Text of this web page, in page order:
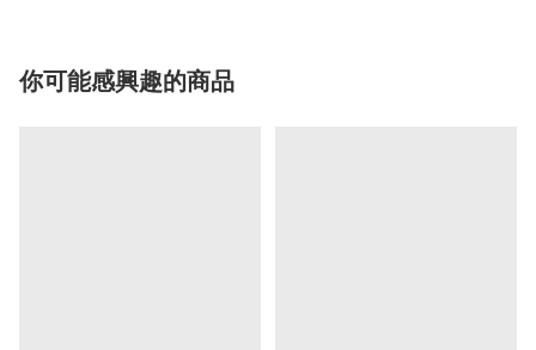
你可能感興趣的商品